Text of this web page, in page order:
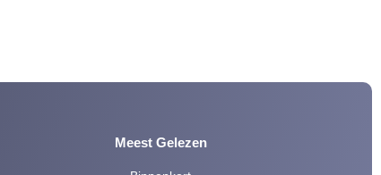
Meest Gelezen